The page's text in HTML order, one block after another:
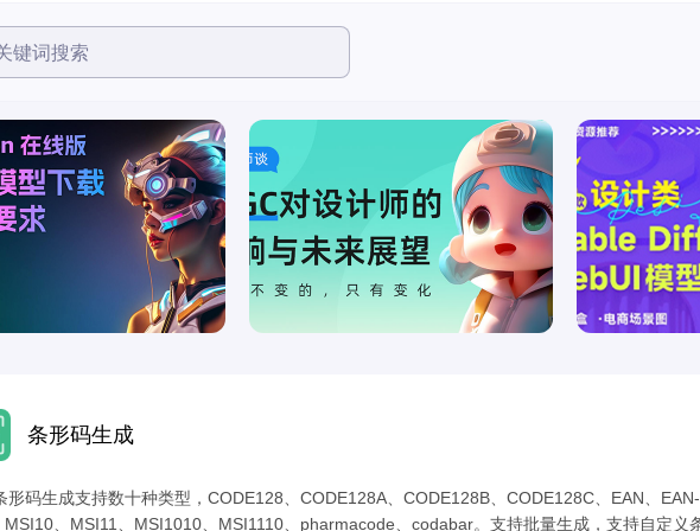
条形码生成
形码生成支持数十种类型，CODE128、CODE128A、CODE128B、CODE128C、EAN、
MSI10、MSI11、MSI1010、MSI1110、pharmacode、codabar。支持批量生成，支持自定义